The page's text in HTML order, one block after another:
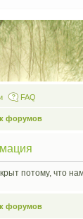
FAQ
форумов
потому, что
форумов